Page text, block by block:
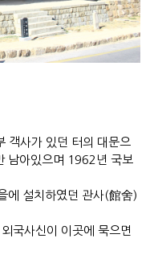
객사가 있던 터의 대문으
남아있으며 1962년 국보
에 설치하였던 관사(館舍)
국사신이 이곳에 묵으면